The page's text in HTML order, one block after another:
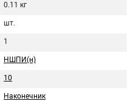
0.11 кг
шт.
1
НШПИ(н)
10
Наконечник